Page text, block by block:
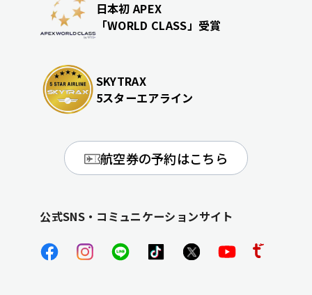
日本初 APEX
「WORLD CLASS」受賞
SKYTRAX
5スターエアライン
航空券の予約はこちら
公式SNS・コミュニケーションサイト